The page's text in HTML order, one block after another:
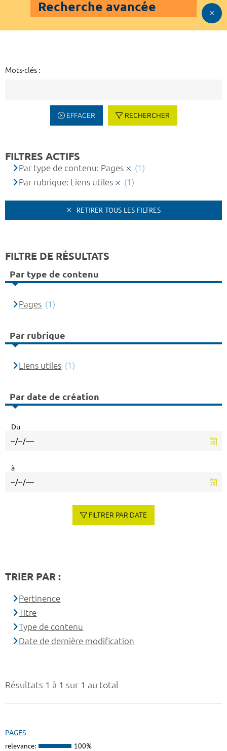
Recherche avancée
Mots-clés :
EFFACER RECHERCHER
Résultats 1 à 1 sur 1 au total
PAGES
relevance: 100%
FILTRES ACTIFS
Par type de contenu: Pages
(1)
Par rubrique: Liens utiles
(1)
RETIRER TOUS LES FILTRES
FILTRE DE RÉSULTATS
Par type de contenu
Pages (1)
Par rubrique
Liens utiles (1)
Par date de création
Du
à
FILTRER PAR DATE
TRIER PAR :
Pertinence
Titre
Type de contenu
Date de dernière modification